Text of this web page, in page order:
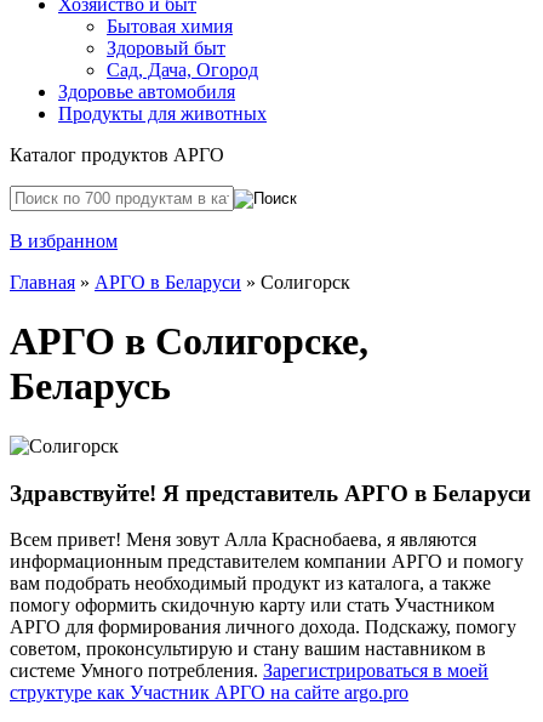
Хозяйство и быт
Бытовая химия
Здоровый быт
Сад, Дача, Огород
Здоровье автомобиля
Продукты для животных
Каталог продуктов АРГО
В избранном
Главная » АРГО в Беларуси » Солигорск
АРГО в Солигорске,
Беларусь
Здравствуйте! Я представитель АРГО в Беларуси
Всем привет! Меня зовут Алла Краснобаева, я являются
информационным представителем компании АРГО и помогу
вам подобрать необходимый продукт из каталога, а также
помогу оформить скидочную карту или стать Участником
АРГО для формирования личного дохода. Подскажу, помогу
советом, проконсультирую и стану вашим наставником в
системе Умного потребления. Зарегистрироваться в моей
структуре как Участник АРГО на сайте argo.pro